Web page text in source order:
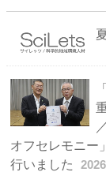
オフセレモニー
行いました